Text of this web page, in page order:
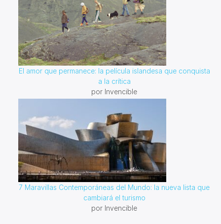
El amor que permanece: la película islandesa que conquista
a la crítica
por Invencible
7 Maravillas Contemporáneas del Mundo: la nueva lista que
cambiará el turismo
por Invencible